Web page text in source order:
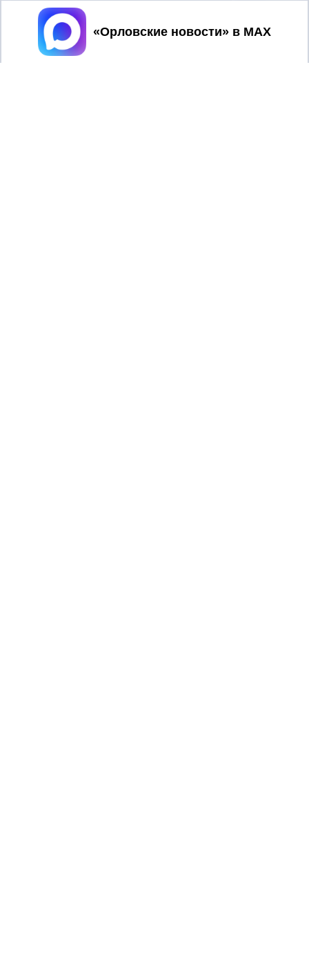
Принять